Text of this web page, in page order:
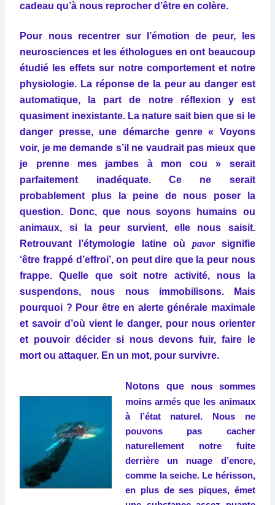
cadeau qu’à nous reprocher d’être en colère.
Pour nous recentrer sur l’émotion de peur, les
neurosciences et les éthologues en ont beaucoup
étudié les effets sur notre comportement et notre
physiologie. La réponse de la peur au danger est
automatique, la part de notre réflexion y est
quasiment inexistante. La nature sait bien que si le
danger presse, une démarche genre « Voyons
voir, je me demande s’il ne vaudrait pas mieux que
je prenne mes jambes à mon cou » serait
parfaitement inadéquate. Ce ne serait
probablement plus la peine de nous poser la
question. Donc, que nous soyons humains ou
animaux, si la peur survient, elle nous saisit.
Retrouvant l’étymologie latine où pavor
signifie
‘être frappé d’effroi’, on peut dire que la peur nous
frappe. Quelle que soit notre activité, nous la
suspendons, nous nous immobilisons. Mais
pourquoi ? Pour être en alerte générale maximale
et savoir d’où vient le danger, pour nous orienter
et pouvoir décider si nous devons fuir, faire le
mort ou attaquer. En un mot, pour survivre.
Notons que
nous sommes
moins armés que les animaux
à l’état naturel. Nous ne
pouvons pas cacher
naturellement notre fuite
derrière un nuage d’encre,
comme la seiche. Le hérisson,
en plus de ses piques, émet